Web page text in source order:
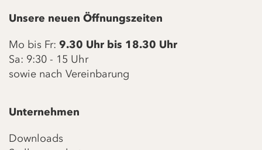
Unsere neuen Öffnungszeiten
Mo bis Fr: 9.30 Uhr bis 18.30 Uhr
Sa: 9:30 - 15 Uhr
sowie nach Vereinbarung
Unternehmen
Downloads